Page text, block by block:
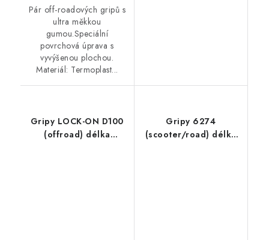
Pár off-roadových gripů s
ultra měkkou
gumou.Speciální
povrchová úprava s
vyvýšenou plochou.
Materiál: Termoplast...
Gripy LOCK-ON D100
(offroad) délka
Gripy 6274
(scooter/road) délka